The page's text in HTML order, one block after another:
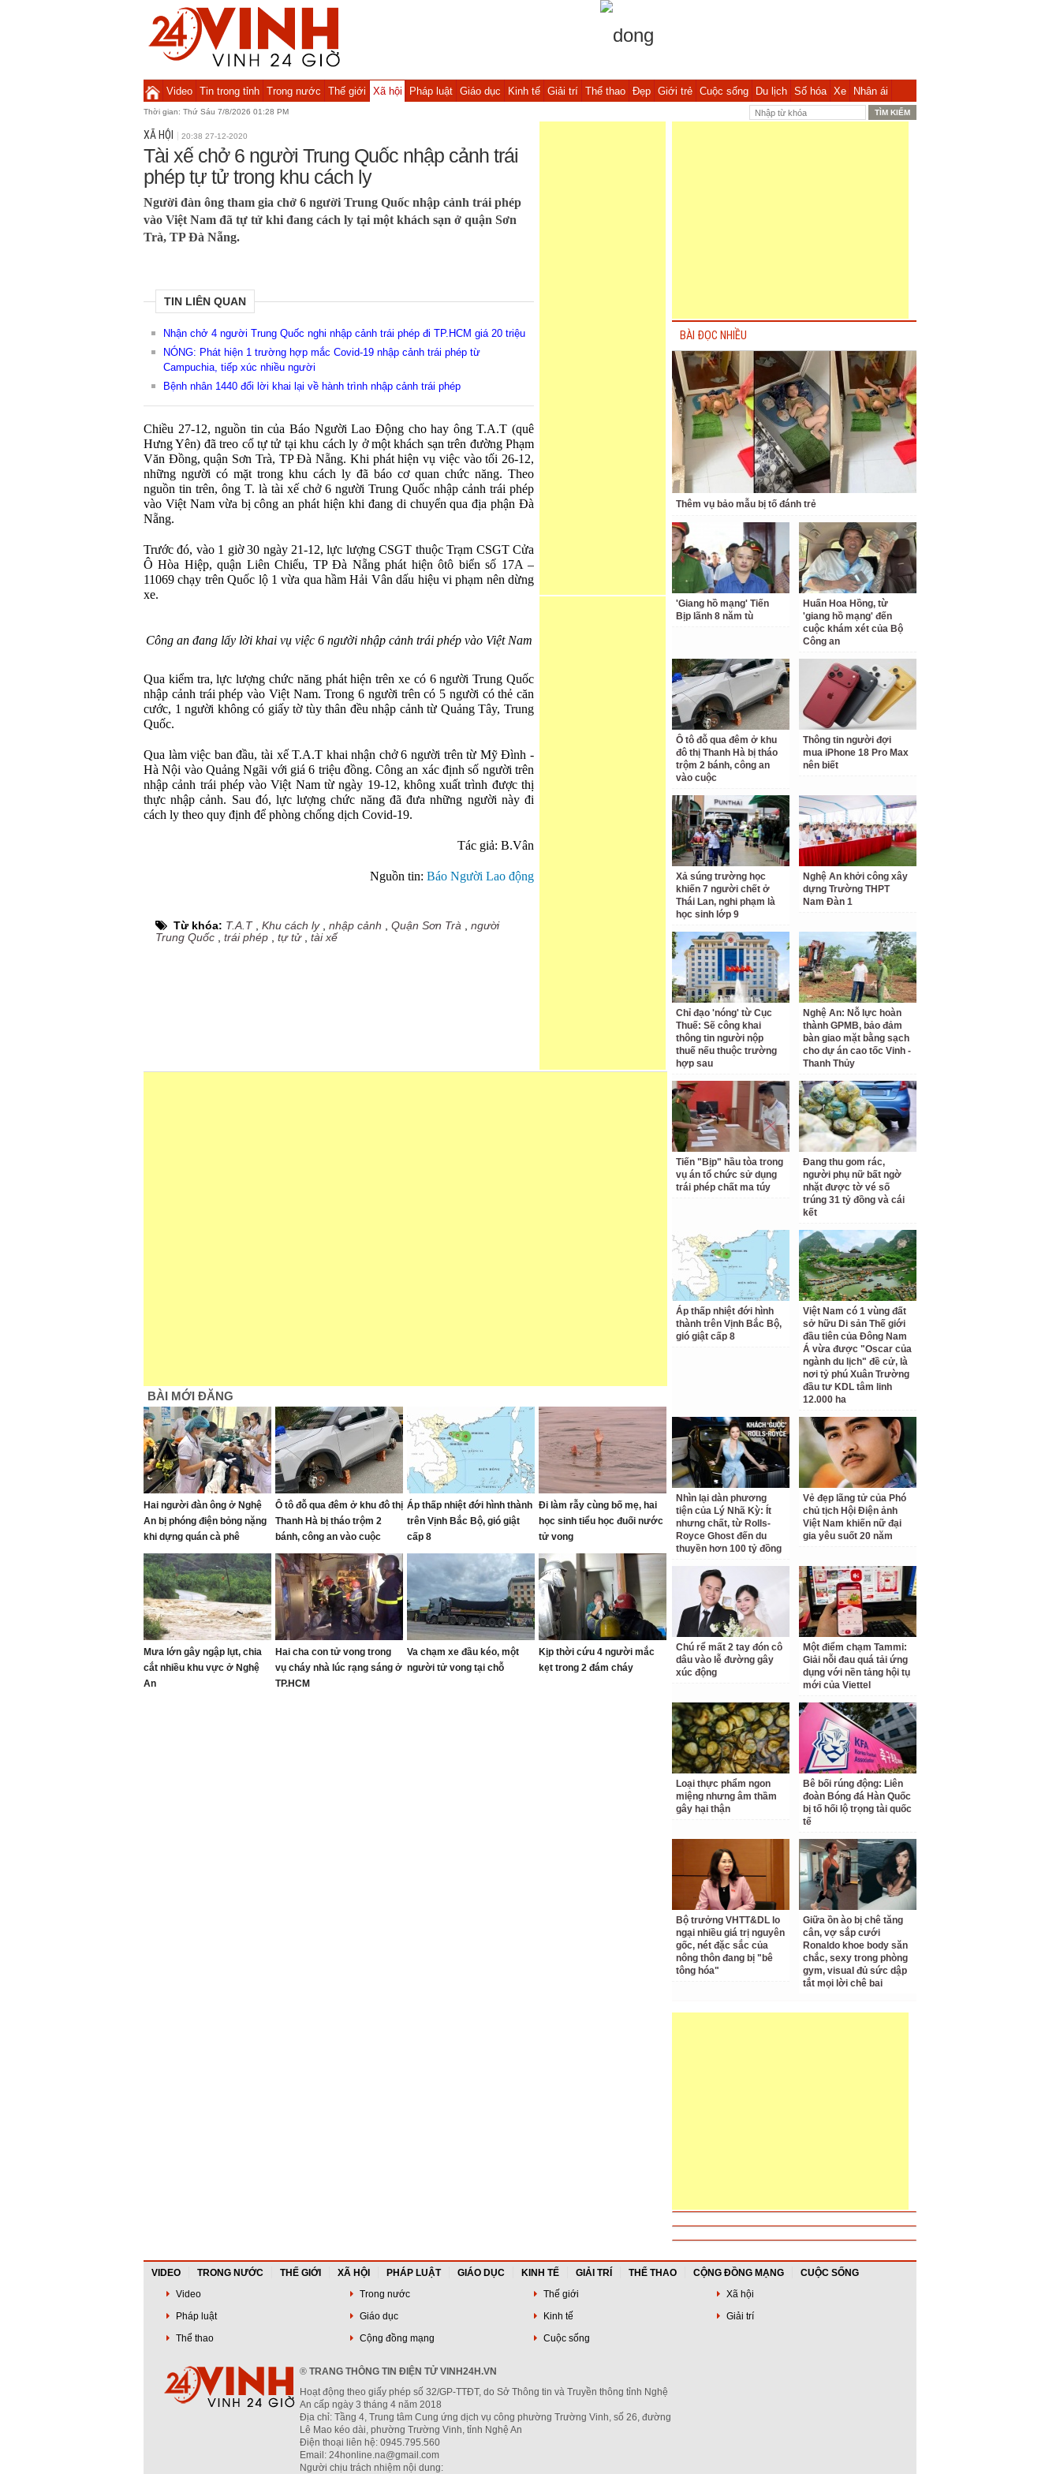
Video Tin trong tỉnh Trong nước Thế giới Xã hội Pháp luật Giáo dục Kinh tế Giải trí Thể thao Đẹp Giới trẻ Cuộc sống Du lịch Số hóa Xe Nhân ái
Thời gian: Thứ Sáu 7/8/2026 01:28 PM
XÃ HỘI 20:38 27-12-2020
Tài xế chở 6 người Trung Quốc nhập cảnh trái
phép tự tử trong khu cách ly
Người đàn ông tham gia chở 6 người Trung Quốc nhập cảnh trái phép
vào Việt Nam đã tự tử khi đang cách ly tại một khách sạn ở quận Sơn
Trà, TP Đà Nẵng.
TIN LIÊN QUAN
Nhận chở 4 người Trung Quốc nghi nhập cảnh trái phép đi TP.HCM giá 20 triệu
NÓNG: Phát hiện 1 trường hợp mắc Covid-19 nhập cảnh trái phép từ
Campuchia, tiếp xúc nhiều người
Bệnh nhân 1440 đổi lời khai lại về hành trình nhập cảnh trái phép
Chiều 27-12, nguồn tin của Báo Người Lao Động cho hay ông T.A.T (quê
Hưng Yên) đã treo cổ tự tử tại khu cách ly ở một khách sạn trên đường Phạm
Văn Đồng, quận Sơn Trà, TP Đà Nẵng. Khi phát hiện vụ việc vào tối 26-12,
những người có mặt trong khu cách ly đã báo cơ quan chức năng. Theo
nguồn tin trên, ông T. là tài xế chở 6 người Trung Quốc nhập cảnh trái phép
vào Việt Nam vừa bị công an phát hiện khi đang di chuyển qua địa phận Đà
Nẵng.
Trước đó, vào 1 giờ 30 ngày 21-12, lực lượng CSGT thuộc Trạm CSGT Cửa
Ô Hòa Hiệp, quận Liên Chiểu, TP Đà Nẵng phát hiện ôtô biển số 17A –
11069 chạy trên Quốc lộ 1 vừa qua hầm Hải Vân dấu hiệu vi phạm nên dừng
xe.
Công an đang lấy lời khai vụ việc 6 người nhập cảnh trái phép vào Việt Nam
Qua kiểm tra, lực lượng chức năng phát hiện trên xe có 6 người Trung Quốc
nhập cảnh trái phép vào Việt Nam. Trong 6 người trên có 5 người có thẻ căn
cước, 1 người không có giấy tờ tùy thân đều nhập cảnh từ Quảng Tây, Trung
Quốc.
Qua làm việc ban đầu, tài xế T.A.T khai nhận chở 6 người trên từ Mỹ Đình -
Hà Nội vào Quảng Ngãi với giá 6 triệu đồng. Công an xác định số người trên
nhập cảnh trái phép vào Việt Nam từ ngày 19-12, không xuất trình được thị
thực nhập cảnh. Sau đó, lực lượng chức năng đã đưa những người này đi
cách ly theo quy định để phòng chống dịch Covid-19.
Tác giả: B.Vân
Nguồn tin: Báo Người Lao động
Từ khóa: T.A.T, Khu cách ly, nhập cảnh Quận Sơn Trà
người
Trung Quốc
trái phép tự tử, tài xế
BÀI MỚI ĐĂNG
Hai người đàn ông ở Nghệ
An bị phóng điện bỏng nặng
khi dựng quán cà phê
Ô tô đỗ qua đêm ở khu đô thị
Thanh Hà bị tháo trộm 2
bánh, công an vào cuộc
Áp thấp nhiệt đới hình thành
trên Vịnh Bắc Bộ, gió giật
cấp 8
Đi làm rẫy cùng bố mẹ, hai
học sinh tiểu học đuối nước
tử vong
Mưa lớn gây ngập lụt, chia
cắt nhiều khu vực ở Nghệ
An
Hai cha con tử vong trong
vụ cháy nhà lúc rạng sáng ở
TP.HCM
Va chạm xe đầu kéo, một
người tử vong tại chỗ
Kịp thời cứu 4 người mắc
kẹt trong 2 đám cháy
BÀI ĐỌC NHIỀU
Thêm vụ bảo mẫu bị tố đánh trẻ
'Giang hồ mạng' Tiến
Bịp lãnh 8 năm tù
Huấn Hoa Hồng, từ
'giang hồ mạng' đến
cuộc khám xét của Bộ
Công an
Ô tô đỗ qua đêm ở khu
đô thị Thanh Hà bị tháo
trộm 2 bánh, công an
vào cuộc
Thông tin người đợi
mua iPhone 18 Pro Max
nên biết
Xả súng trường học
khiến 7 người chết ở
Thái Lan, nghi phạm là
học sinh lớp 9
Nghệ An khởi công xây
dựng Trường THPT
Nam Đàn 1
Chỉ đạo 'nóng' từ Cục
Thuế: Sẽ công khai
thông tin người nộp
thuế nếu thuộc trường
hợp sau
Nghệ An: Nỗ lực hoàn
thành GPMB, bảo đảm
bàn giao mặt bằng sạch
cho dự án cao tốc Vinh -
Thanh Thủy
Tiến "Bịp" hầu tòa trong
vụ án tổ chức sử dụng
trái phép chất ma túy
Đang thu gom rác,
người phụ nữ bất ngờ
nhặt được tờ vé số
trúng 31 tỷ đồng và cái
kết
Áp thấp nhiệt đới hình
thành trên Vịnh Bắc Bộ,
gió giật cấp 8
Việt Nam có 1 vùng đất
sở hữu Di sản Thế giới
đầu tiên của Đông Nam
Á vừa được "Oscar của
ngành du lịch" đề cử, là
nơi tỷ phú Xuân Trường
đầu tư KDL tâm linh
12.000 ha
Nhìn lại dàn phương
tiện của Lý Nhã Kỳ: Ít
nhưng chất, từ Rolls-
Royce Ghost đến du
thuyền hơn 100 tỷ đồng
Vẻ đẹp lãng tử của Phó
chủ tịch Hội Điện ảnh
Việt Nam khiến nữ đại
gia yêu suốt 20 năm
Chú rể mất 2 tay đón cô
dâu vào lễ đường gây
xúc động
Một điểm chạm Tammi:
Giải nỗi đau quá tải ứng
dụng với nền tảng hội tụ
mới của Viettel
Loại thực phẩm ngon
miệng nhưng âm thầm
gây hại thận
Bê bối rúng động: Liên
đoàn Bóng đá Hàn Quốc
bị tố hối lộ trọng tài quốc
tế
Bộ trưởng VHTT&DL lo
ngại nhiều giá trị nguyên
gốc, nét đặc sắc của
nông thôn đang bị "bê
tông hóa"
Giữa ồn ào bị chê tăng
cân, vợ sắp cưới
Ronaldo khoe body săn
chắc, sexy trong phòng
gym, visual đủ sức dập
tắt mọi lời chê bai
VIDEO TRONG NƯỚC THẾ GIỚI XÃ HỘI PHÁP LUẬT GIÁO DỤC KINH TẾ GIẢI TRÍ THỂ THAO CỘNG ĐỒNG MẠNG
CUỘC SỐNG
Video
Trong nước Thế giới
Xã hội
Pháp luật
Giáo dục Kinh tế
Giải trí
Thể thao
Cộng đồng mạng Cuộc sống
® TRANG THÔNG TIN ĐIỆN TỬ VINH24H.VN
Hoạt động theo giấy phép số 32/GP-TTĐT, do Sở Thông tin và Truyền thông tỉnh Nghệ
An cấp ngày 3 tháng 4 năm 2018
Địa chỉ: Tầng 4, Trung tâm Cung ứng dịch vụ công phường Trường Vinh, số 26, đường
Lê Mao kéo dài, phường Trường Vinh, tỉnh Nghệ An
Điện thoại liên hệ: 0945.795.560
Email: 24honline.na@gmail.com
Người chịu trách nhiệm nội dung: